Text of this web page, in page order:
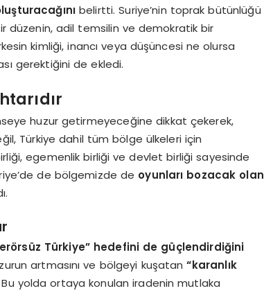
belirtti. Suriye’nin toprak bütünlüğü
düzenin, adil temsilin ve demokratik bir
kimliği, inancı veya düşüncesi ne olursa
gerektiğini de ekledi.
huzur getirmeyeceğine dikkat çekerek,
Türkiye dahil tüm bölge ülkeleri için
egemenlik birliği ve devlet birliği sayesinde
de bölgemizde de oyunları bozacak olan
Türkiye” hedefini de güçlendirdiğini
artmasını ve bölgeyi kuşatan“karanlık
Bu yolda ortaya konulan iradenin mutlaka